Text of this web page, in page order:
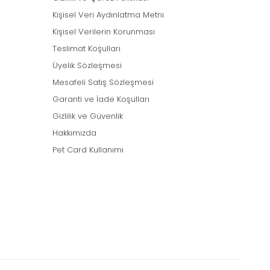
Kişisel Veri Aydınlatma Metni
Kişisel Verilerin Korunması
Teslimat Koşulları
Üyelik Sözleşmesi
Mesafeli Satış Sözleşmesi
Garanti ve İade Koşulları
Gizlilik ve Güvenlik
Hakkımızda
Pet Card Kullanımı